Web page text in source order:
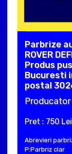
Parbrize
ROVER
Produs
Bucuresti
postal
Producator
Pret : 750 Lei
Abrevieri
P:Parbriz clar